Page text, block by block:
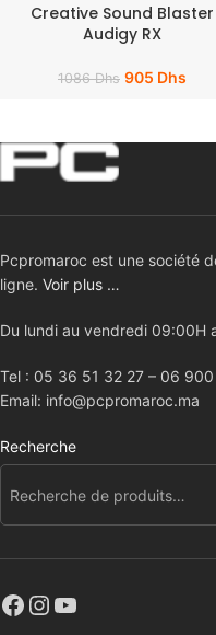
Creative Sound Blaster
Audigy RX
1086Dhs 905 Dhs
Pcpromaroc est une société
ligne. Voir plus …
Du lundi au vendredi 09:00H
Tel : 05 36 51 32 27 – 06 900
Email: info@pcpromaroc.ma
Recherche